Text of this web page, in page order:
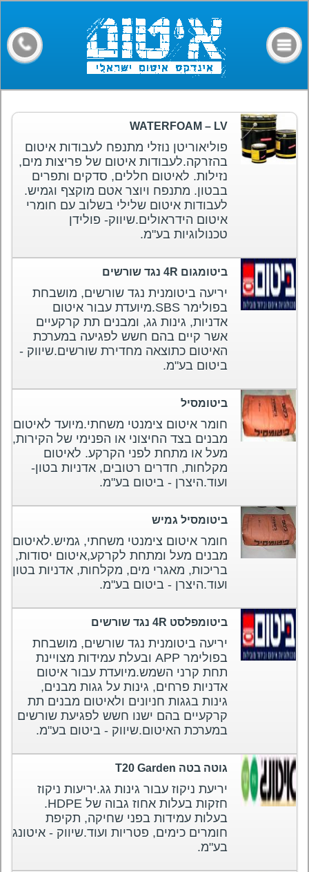
WATERFOAM – LV
פוליאוריטן נוזלי מתנפח לעבודות איטום
בהזרקה.לעבודות איטום של פריצות מים,
נזילות. לאיטום חללים, סדקים ותפרים
בבטון. מתנפח ויוצר אטם מוקצף וגמיש.
לעבודות איטום שלילי בשלוב עם חומרי
איטום הידראולים.שיווק- פולידן
טכנולוגיות בע"מ.
ביטומגום 4R נגד שורשים
יריעה ביטומנית נגד שורשים, מושבחת
בפולימר SBS.מיועדת עבור איטום
אדניות, גינות גג, ומבנים תת קרקעיים
אשר קיים בהם חשש לפגיעה במערכת
האיטום כתוצאה מחדירת שורשים.שיווק -
ביטום בע"מ.
ביטומסיל
חומר איטום צימנטי משחתי.מיועד לאיטום
מבנים בצד החיצוני או הפנימי של הקירות,
מעל או מתחת לפני הקרקע. לאיטום
מקלחות, חדרים רטובים, אדניות בטון-
ועוד.היצרן - ביטום בע"מ.
ביטומסיל גמיש
חומר איטום צימנטי משחתי, גמיש.לאיטום
מבנים מעל ומתחת לקרקע,איטום יסודות,
בריכות, מאגרי מים, מקלחות, אדניות בטון
ועוד.היצרן - ביטום בע"מ.
ביטומפלסט 4R נגד שורשים
יריעה ביטומנית נגד שורשים, מושבחת
בפולימר APP ובעלת עמידות מצויינת
תחת קרני השמש.מיועדת עבור איטום
אדניות פרחים, גינות על גגות מבנים,
גינות בגגות חניונים ולאיטום מבנים תת
קרקעיים בהם ישנו חשש לפגיעת שורשים
במערכת האיטום.שיווק - ביטום בע"מ.
גוטה בטה T20 Garden
יריעת ניקוז עבור גינות גג.יריעות ניקוז
חזקות בעלות אחוז גבוה של HDPE.
בעלות עמידות בפני שחיקה, תקיפת
חומרים כימים, פטריות ועוד.שיווק - איטונג
בע"מ.
קבלני איטום
מאמרים